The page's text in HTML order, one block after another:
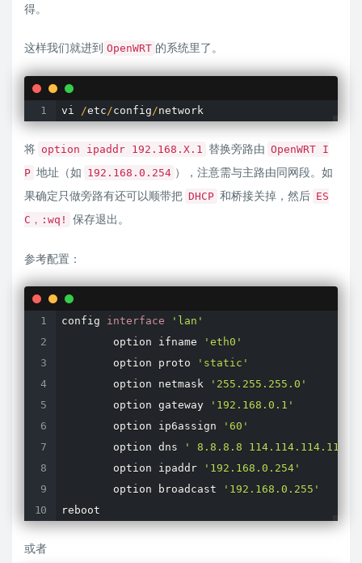
得。
这样我们就进到 OpenWRT 的系统里了。
vi /etc /config /network
将 option ipaddr 192.168.X.1 替换旁路由 OpenWRT I
P 地址（如 192.168.0.254 ），注意需与主路由同网段。如
果确定只做旁路有还可以顺带把 DHCP 和桥接关掉，然后 ES
C，:wq!
保存退出。
参考配置：
config interface
'lan'
        option ifname
'eth0'
        option proto
'static'
        option netmask
'255.255.255.0'
        option gateway
'192.168.0.1'
        option ip6assign
'60'
        option dns
' 8.8.8.8 114.114.114.114'
        option ipaddr
'192.168.0.254'
        option broadcast
'192.168.0.255'
reboot
或者